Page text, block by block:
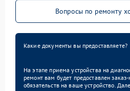
Вопросы по ремонту
Какие документы вы предоставляете?
На этапе приема устройства на
ремонт вам будет предоставлен
обязательств на ваше устройство.